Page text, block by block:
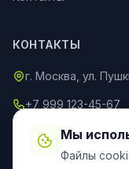
КОНТАКТЫ
г. Москва, ул.
+7 999 123-45-67
info@an-partner.ru
Пн–Пт:
Мы
Файлы